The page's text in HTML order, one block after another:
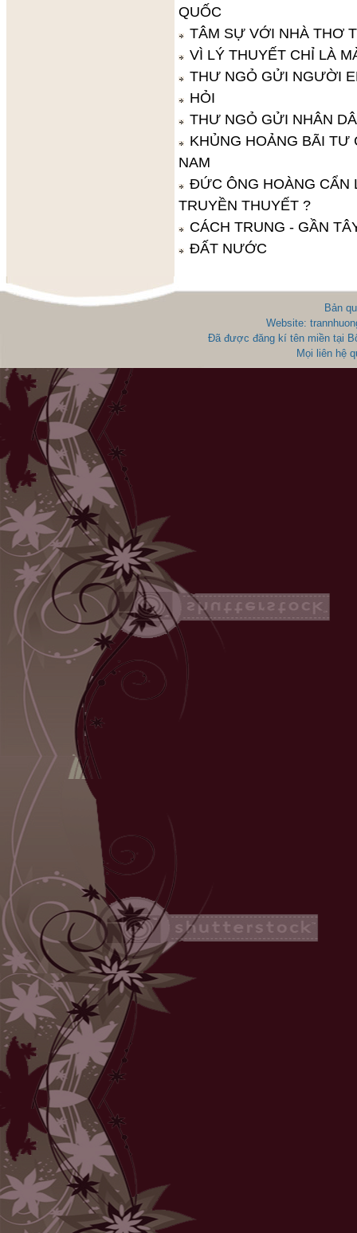
QUỐC
TÂM SỰ VỚI NHÀ THƠ
VÌ LÝ THUYẾT CHỈ LÀ
THƯ NGỎ GỬI NGƯỜI
HỎI
THƯ NGỎ GỬI NHÂN
KHỦNG HOẢNG BÃI
NAM
ĐỨC ÔNG HOÀNG CẨN
TRUYỀN THUYẾT ?
CÁCH TRUNG - GẦN
ĐẤT NƯỚC
Bản
Website:
Đã được đăng kí tên miền tại
Mọi liên hệ